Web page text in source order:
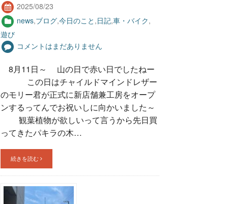
2025/08/23
news,ブログ,今日のこと ,日記,車・バイク,
遊び
コメントはまだありません
8月11日～ 山の日で赤い日でしたねー
この日はチャイルドマインドレザー
のモリー君が正式に新店舗兼工房をオープ
ンするってんでお祝いしに向かいました～
観葉植物が欲しいって言うから先日買
ってきたパキラの木…
続きを読む